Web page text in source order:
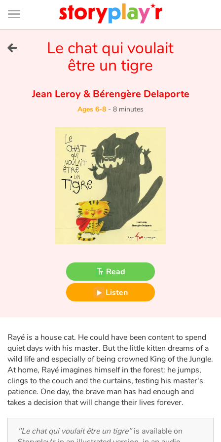
Connexion
Bibliothèque
de
page
Try for free
Tales and classics in french
Fable, myth, literature and poetry
Ogres, monsters and witches
Heroines and Heroes
The animals
Travel, epic, investigation, adventure
Around the world
Learning
Le chat qui voulait
être un tigre
Jean Leroy&Bérengère Delaporte
Ages 6-8 - 8 minutes
Read
Listen
Rayé is a house cat. He could have been content to spend
quiet days with his master. But the little kitten dreams of a
wild life and especially of being crowned King of the Jungle.
At home, Rayé imagines himself in the forest: he jumps,
clings to the couch and the curtains, testing his master's
patience. One day, the brave man has had enough and
takes a decision that will change their lives forever.
"Le chat qui voulait être un tigre"is available on